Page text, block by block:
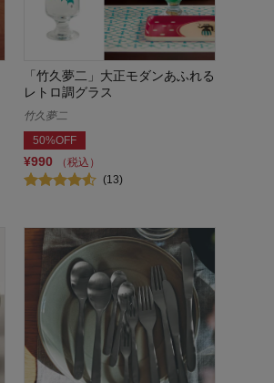
「竹久夢二」大正モダンあふれる
レトロ調グラス
竹久夢二
50%OFF
¥990
（税込）
(13)